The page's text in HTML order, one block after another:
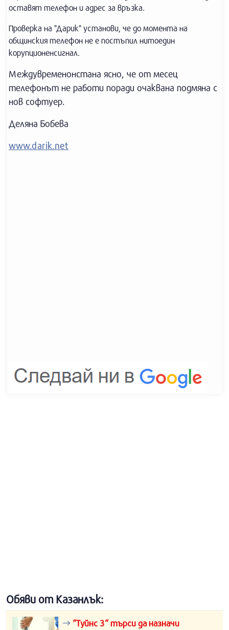
оставят телефон и адрес за връзка.
Проверка на "Дарик" установи, че до момента на
общинския телефон не е постъпил нитоедин
корупционенсигнал.
Междувременонстана ясно, че от месец
телефонът не работи поради очаквана подмяна с
нов софтуер.
Деляна Бобева
www.darik.net
Обяви от Казанлък:
“Туйнс 3“ търси да назначи